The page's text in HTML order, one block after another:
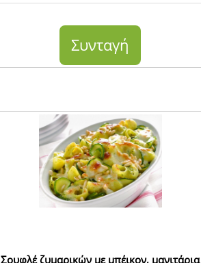
Συνταγή
Σουφλέ ζυμαρικών με μπέικον, μανιτάρια